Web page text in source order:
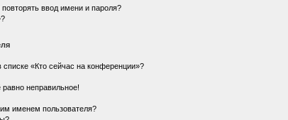
ввод имени и пароля?
«Кто сейчас на конференции»?
неправильное!
именем пользователя?